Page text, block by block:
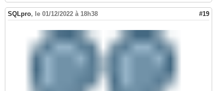
SQLpro, le 01/12/2022 à 18h38 #19